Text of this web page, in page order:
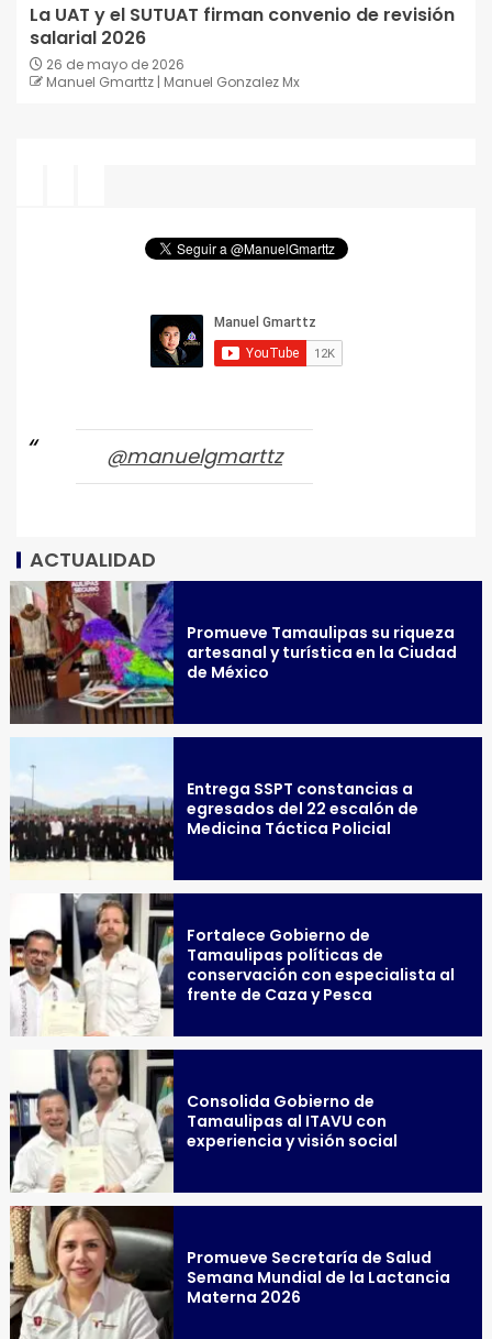
La UAT y el SUTUAT firman convenio de revisión
salarial 2026
26 de mayo de 2026
Manuel Gmarttz | Manuel Gonzalez Mx
@manuelgmarttz
ACTUALIDAD
Promueve Tamaulipas su riqueza
artesanal y turística en la Ciudad
de México
Entrega SSPT constancias a
egresados del 22 escalón de
Medicina Táctica Policial
Fortalece Gobierno de
Tamaulipas políticas de
conservación con especialista al
frente de Caza y Pesca
Consolida Gobierno de
Tamaulipas al ITAVU con
experiencia y visión social
Promueve Secretaría de Salud
Semana Mundial de la Lactancia
Materna 2026